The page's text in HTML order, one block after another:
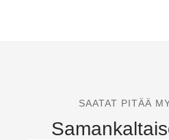
SAATAT PITÄÄ